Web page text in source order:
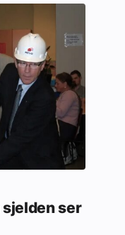
sjelden ser